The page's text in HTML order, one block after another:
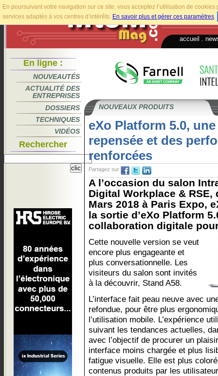
En poursuivant votre navigation sur ce site, vous acceptez l’utilisation de
services adaptés à vos centres d’intérêts. En savoir plus et gérer ces paramètres.
accueil
En ligne :
NOUVEAUTÉS
ACTUALITÉ DES
ENTREPRISES
DOSSIERS
TECHNIQUES
VIDÉOS
Rechercher
NOUVEAUX PRODUITS
eXo Platform 5.0,
repensée et des
renforcées
Partagez sur
A l’occasion du salon
Digital Workplace & RSE,
Mars 2018 à Paris Expo,
la sortie d’eXo Platform
collaboration digitale
Cette nouvelle version se veut
encore plus engageante et
plus conversationnelle. Les
visiteurs du salon sont invités
à la découvrir, Stand A58.
L’interface fait peau neuve avec
refondue, pour être plus
l’utilisation mobile. L’expérience
suivant les tendances actuelles,
avec l’objectif de procurer un
interface moins chargée et plus
fatigue visuelle. Elle est plus
contenus produits par les